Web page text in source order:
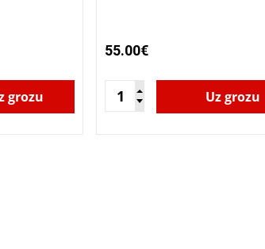
grozu
55.00€
Uz grozu